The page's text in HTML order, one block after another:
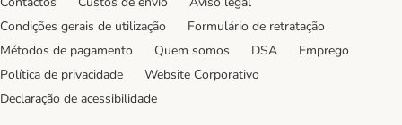
Condições gerais de utilização
Formulário de retratação
Métodos de pagamento
Quem somos DSA
Emprego
Política de privacidade
Website Corporativo
Declaração de acessibilidade